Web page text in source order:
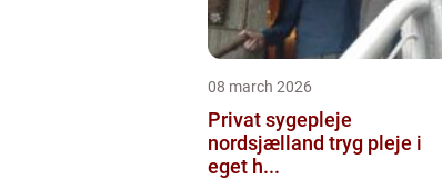
08 march 2026
Privat sygepleje
nordsjælland tryg pleje i
eget h...